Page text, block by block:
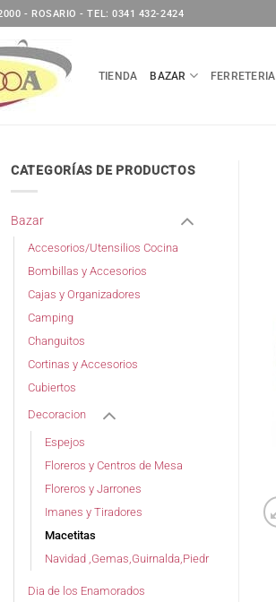
- ROSARIO - TEL: 0341 432-2424
TIENDA BAZAR FERRETERIA
CATEGORÍAS DE PRODUCTOS
Bazar
Accesorios/Utensilios Cocina
Bombillas y Accesorios
Cajas y Organizadores
Camping
Changuitos
Cortinas y Accesorios
Cubiertos
Decoracion
Espejos
Floreros y Centros de Mesa
Floreros y Jarrones
Imanes y Tiradores
Macetitas
Navidad ,Gemas,Guirnalda,Piedr
Dia de los Enamorados